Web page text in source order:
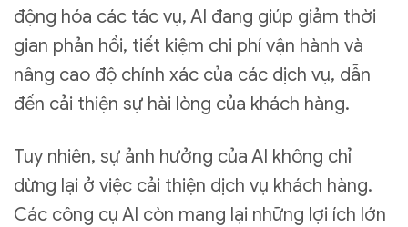
động hóa các tác vụ, AI đang giúp giảm thời
gian phản hồi, tiết kiệm chi phí vận hành và
nâng cao độ chính xác của các dịch vụ, dẫn
đến cải thiện sự hài lòng của khách hàng.
Tuy nhiên, sự ảnh hưởng của AI không chỉ
dừng lại ở việc cải thiện dịch vụ khách hàng.
Các công cụ AI còn mang lại những lợi ích lớn